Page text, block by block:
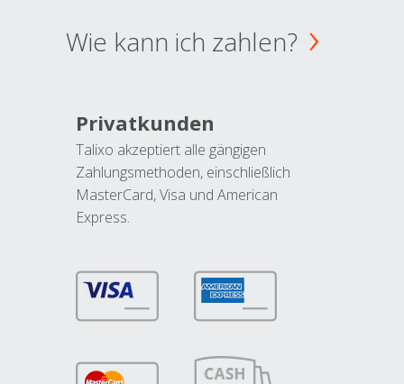
Wie kann ich zahlen?
Privatkunden
Talixo akzeptiert alle gängigen
Zahlungsmethoden, einschließlich
MasterCard, Visa und American
Express.